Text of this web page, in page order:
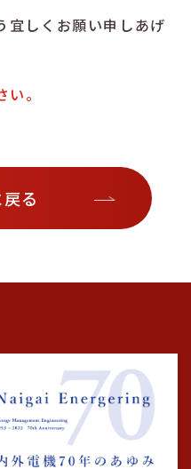
宜しくお願い申しあげ
。
る